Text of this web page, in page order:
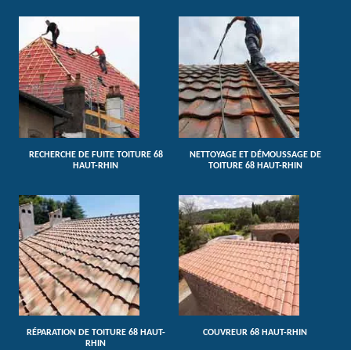
RECHERCHE DE FUITE TOITURE 68
HAUT-RHIN
NETTOYAGE ET DÉMOUSSAGE DE
TOITURE 68 HAUT-RHIN
RÉPARATION DE TOITURE 68 HAUT-
RHIN
COUVREUR 68 HAUT-RHIN